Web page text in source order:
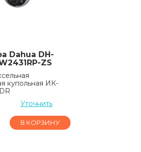
Dahua DH-
ZS
купольная ИК-
Уточнить
В КОРЗИНУ